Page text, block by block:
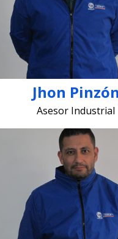
Jhon Pinzón
Asesor Industrial
ferney.rincon